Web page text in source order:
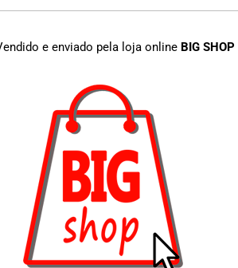
e enviado pela loja online BIG SHOP